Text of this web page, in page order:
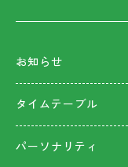
お知らせ
タイムテーブル
パーソナリティ